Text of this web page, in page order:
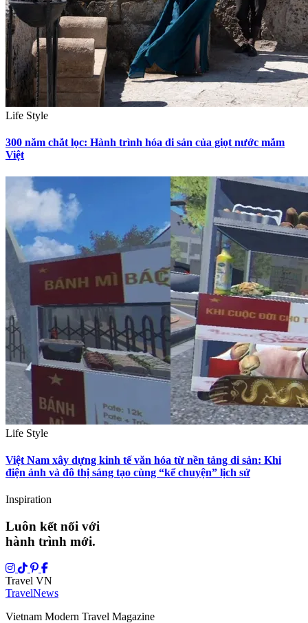
Life Style
300 năm chắt lọc: Hành trình hóa di sản của giọt nước mắm
Việt
Life Style
Việt Nam xây dựng kinh tế văn hóa từ nền tảng di sản: Khi
điện ảnh và đô thị sáng tạo cùng “kể chuyện” lịch sử
Inspiration
Luôn kết nối với
hành trình mới.
Travel VN
TravelNews
Vietnam Modern Travel Magazine